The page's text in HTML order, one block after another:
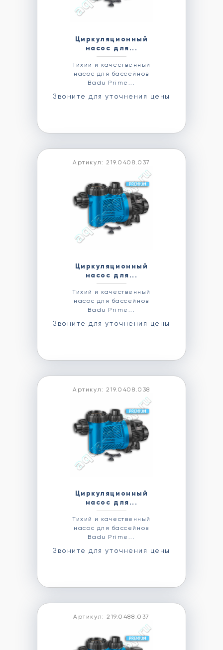
Циркуляционный
насос для...
Тихий и качественный
насос для бассейнов
Badu Prime...
Звоните для уточнения цены
Артикул: 219.0408.037
Циркуляционный
насос для...
Тихий и качественный
насос для бассейнов
Badu Prime...
Звоните для уточнения цены
Артикул: 219.0408.038
Циркуляционный
насос для...
Тихий и качественный
насос для бассейнов
Badu Prime...
Звоните для уточнения цены
Артикул: 219.0488.037